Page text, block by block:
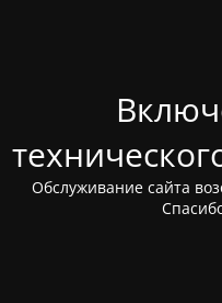
Обслуживание сайта